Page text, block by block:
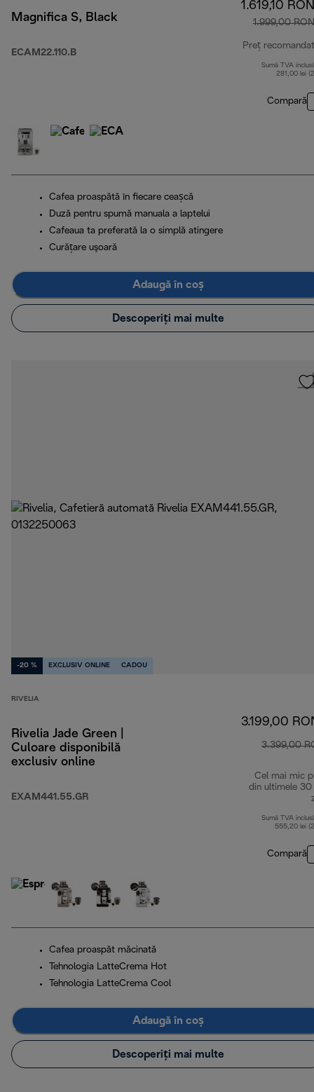
Magnifica S, Black
ECAM22.110.B
1.619,10 RON
1.999,00 RON
Preț recomandat
Sumă TVA
281,00 lei
Compară
Cafea proaspătă în fiecare ceașcă
Duză pentru spumă manuala a laptelui
Cafeaua ta preferată la o simplă atingere
Curăţare uşoară
Adaugă în coș
Descoperiți mai multe
-20 % EXCLUSIV ONLINE CADOU
RIVELIA
Rivelia Jade Green |
Culoare disponibilă
exclusiv online
EXAM441.55.GR
3.199,00
3.399,00
Cel mai mic
din ultimele 30
Sumă TVA
555,20 lei
Compară
Cafea proaspăt măcinată
Tehnologia LatteCrema Hot
Tehnologia LatteCrema Cool
Adaugă în coș
Descoperiți mai multe